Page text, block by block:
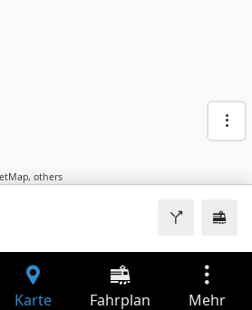
, others
Karte Fahrplan Mehr